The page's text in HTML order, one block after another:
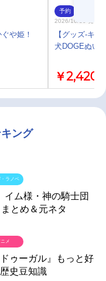
や姫！
予約
2026/10/30 発売
【グッズ-キ
犬DOGEぬい
￥2,420
ング
イム様・神の騎士団
まとめ＆元ネタ
ラノベ
ゥーガル』もっと好
史豆知識
ニメ